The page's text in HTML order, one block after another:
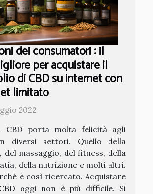
dei consumatori : il
per acquistare il
di CBD su internet con
limitato
2022
CBD porta molta felicità agli
diversi settori. Quello della
del massaggio, del fitness, della
della nutrizione e molti altri.
è così ricercato. Acquistare
oggi non è più difficile. Si